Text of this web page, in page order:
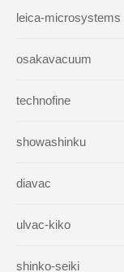
leica-microsystems
osakavacuum
technofine
showashinku
diavac
ulvac-kiko
shinko-seiki